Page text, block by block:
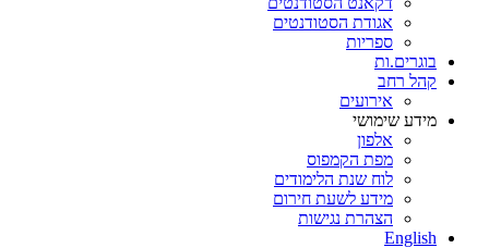
אגודת הסטודנטים
ספריות
בוגרים.ות
קהל רחב
אירועים
מידע שימושי
אלפון
מפת הקמפוס
לוח שנת הלימודים
מידע לשעת חירום
הצהרת נגישות
English